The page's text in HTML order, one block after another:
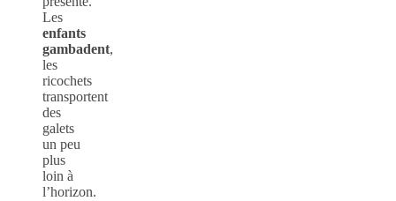
Les
enfants
gambadent,
les
ricochets
transportent
des
galets
un peu
plus
loin à
l’horizon.